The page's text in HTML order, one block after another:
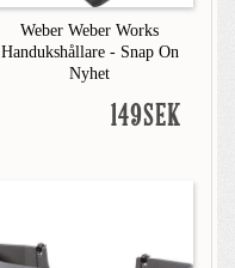
Weber Weber Works
Handukshållare - Snap On
Nyhet
149SEK